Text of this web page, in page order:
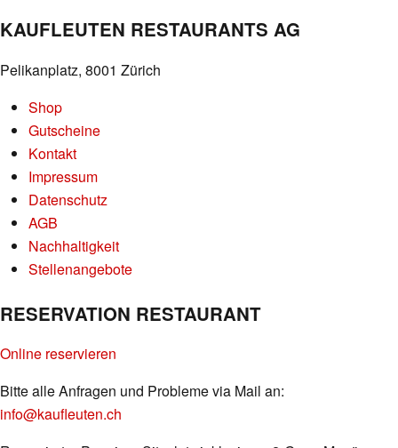
KAUFLEUTEN RESTAURANTS AG
Pelikanplatz, 8001 Zürich
Shop
Gutscheine
Kontakt
Impressum
Datenschutz
AGB
Nachhaltigkeit
Stellenangebote
RESERVATION RESTAURANT
Online reservieren
Bitte alle Anfragen und Probleme via Mail an:
info@kaufleuten.ch